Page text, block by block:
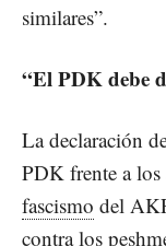
similares”.
“El PDK debe
La declaración
PDK frente a los
fascismo del
contra los